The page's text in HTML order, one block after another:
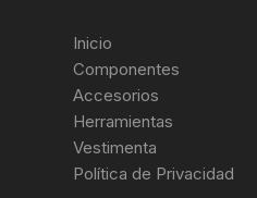
Inicio
Componentes
Accesorios
Herramientas
Vestimenta
Política de Privacidad